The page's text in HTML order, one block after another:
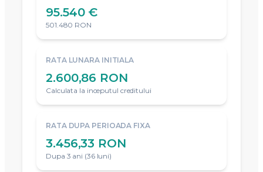
95.540 €
501.480 RON
RATA LUNARA INITIALA
2.600,86 RON
Calculata la inceputul creditului
RATA DUPA PERIOADA FIXA
3.456,33 RON
Dupa 3 ani (36 luni)